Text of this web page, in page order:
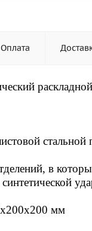
Оплата
в
мм